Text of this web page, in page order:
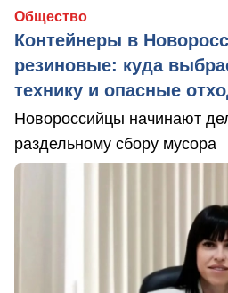
Общество
Контейнеры в
резиновые: куда
технику и опасные
Новороссийцы начинают
раздельному сбору мусора